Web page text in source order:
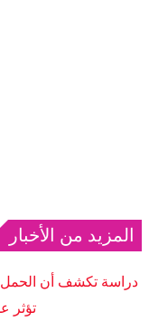
المزيد من الأخبار
دراسة تكشف أن الحمل
تؤثر